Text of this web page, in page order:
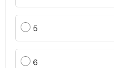
5
6